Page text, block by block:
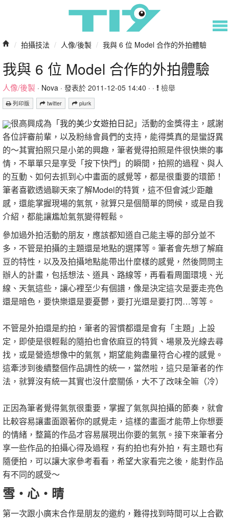
/ 拍攝技法 / 人像/後製 / 我與 6 位 Model 合作的外拍體驗
我與 6 位 Model 合作的外拍體驗
人像/後製 · Nova · 發表於 2011-12-05 14:40 · · 檢舉
列印版 twitter plurk
很高興成為「我的美少女遊拍日記」活動的金獎得主，感謝
各位評審前輩，以及粉絲會員們的支持，能得獎真的是蠻訝異
的～其實拍照只是小弟的興趣，筆者覺得拍照是件很快樂的事
情，不單單只是享受「按下快門」的瞬間，拍照的過程、與人
的互動、如何去抓到心中畫面的感覺等，都是很重要的環節！
筆者喜歡透過聊天來了解Model的特質，這不但會減少距離
感，還能掌握現場的氣氛，就算只是個簡單的問候，或是自我
介紹，都能讓尷尬氣氛變得輕鬆。
參加過外拍活動的朋友，應該都知道自己能主導的部分並不
多，不管是拍攝的主題還是地點的選擇等。筆者會先想了解麻
豆的特性，以及及拍攝地點能帶出什麼樣的感覺，然後問問主
辦人的計畫，包括想法、道具、路線等，再看看周圍環境、光
線、天氣這些，讓心裡至少有個譜，像是決定這次是要走亮色
還是暗色，要快樂還是要憂鬱，要打光還是要打閃…等等。
不管是外拍還是約拍，筆者的習慣都還是會有「主題」上設
定，即使是很輕鬆的隨拍也會依麻豆的特質、場景及光線去尋
找，或是營造想像中的氣氛，期望能夠盡量符合心裡的感覺。
這牽涉到後續整個作品調性的統一，當然啦，這只是筆者的作
法，就算沒有統一其實也沒什麼關係，大不了改味全嘛（冷）
正因為筆者覺得氣氛很重要，掌握了氣氛與拍攝的節奏，就會
比較容易讓畫面跟著你的感覺走，這樣的畫面才能帶上你想要
的情緒，整篇的作品才容易展現出你要的氣氛。接下來筆者分
享一些作品的拍攝心得及過程，有約拍也有外拍，有主題也有
隨便拍，可以讓大家參考看看，希望大家看完之後，能對作品
有不同的感受～
雪‧心‧晴
第一次跟小廣末合作是朋友的邀約，難得找到時間可以上合歡